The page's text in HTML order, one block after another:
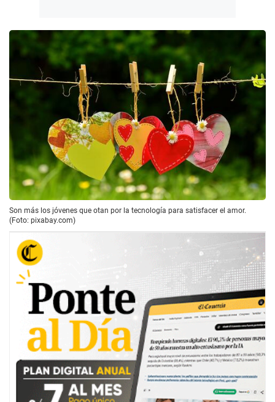
Son más los jóvenes que otan por la tecnología para satisfacer el amor.
(Foto: pixabay.com)